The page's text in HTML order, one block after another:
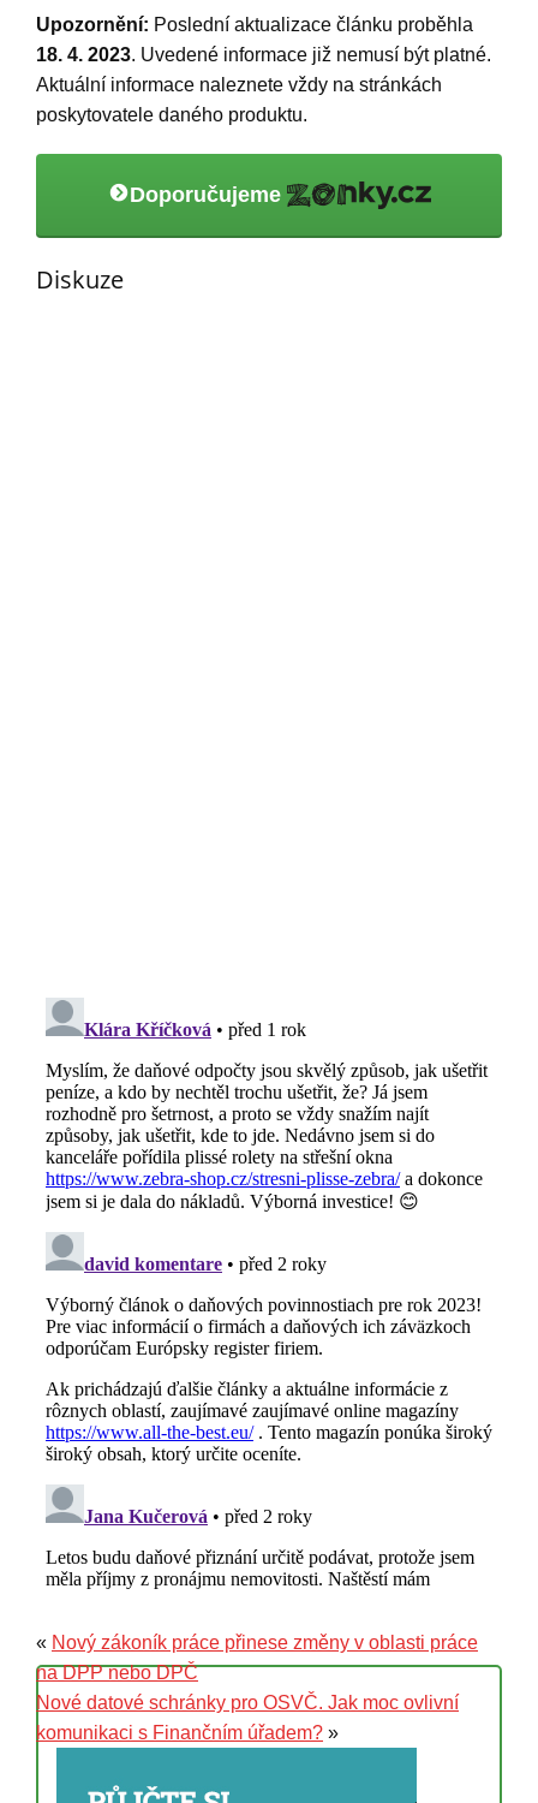
Upozornění: Poslední aktualizace článku proběhla
18. 4. 2023. Uvedené informace již nemusí být platné.
Aktuální informace naleznete vždy na stránkách
poskytovatele daného produktu.
Doporučujeme
Diskuze
« Nový zákoník práce přinese změny v oblasti práce
na DPP nebo DPČ
Nové datové schránky pro OSVČ. Jak moc ovlivní
komunikaci s Finančním úřadem? »